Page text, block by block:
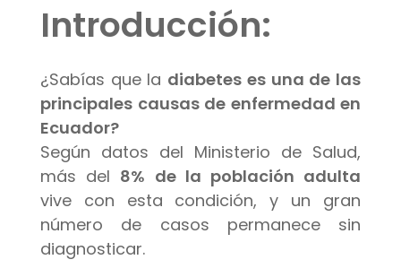
Introducción:
¿Sabías que la diabetes es una de las
principales causas de enfermedad en
Ecuador?
Según datos del Ministerio de Salud,
más del 8% de la población adulta
vive con esta condición, y un gran
número de casos permanece sin
diagnosticar.